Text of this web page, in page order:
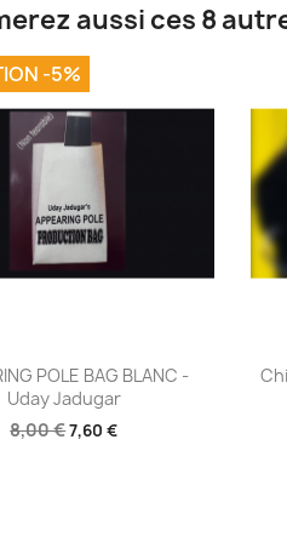
aussi ces 8
Aperçu rapide
POLE BAG BLANC -
Uday Jadugar
8,00 €7,60 €
-5%